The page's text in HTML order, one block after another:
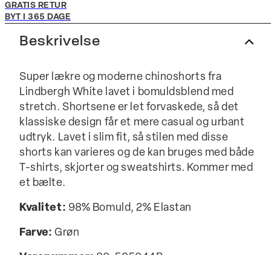
GRATIS RETUR
BYT I 365 DAGE
Beskrivelse
Super lækre og moderne chinoshorts fra
Lindbergh White lavet i bomuldsblend med
stretch. Shortsene er let forvaskede, så det
klassiske design får et mere casual og urbant
udtryk. Lavet i slim fit, så stilen med disse
shorts kan varieres og de kan bruges med både
T-shirts, skjorter og sweatshirts. Kommer med
et bælte.
Kvalitet: 98% Bomuld, 2% Elastan
Farve: Grøn